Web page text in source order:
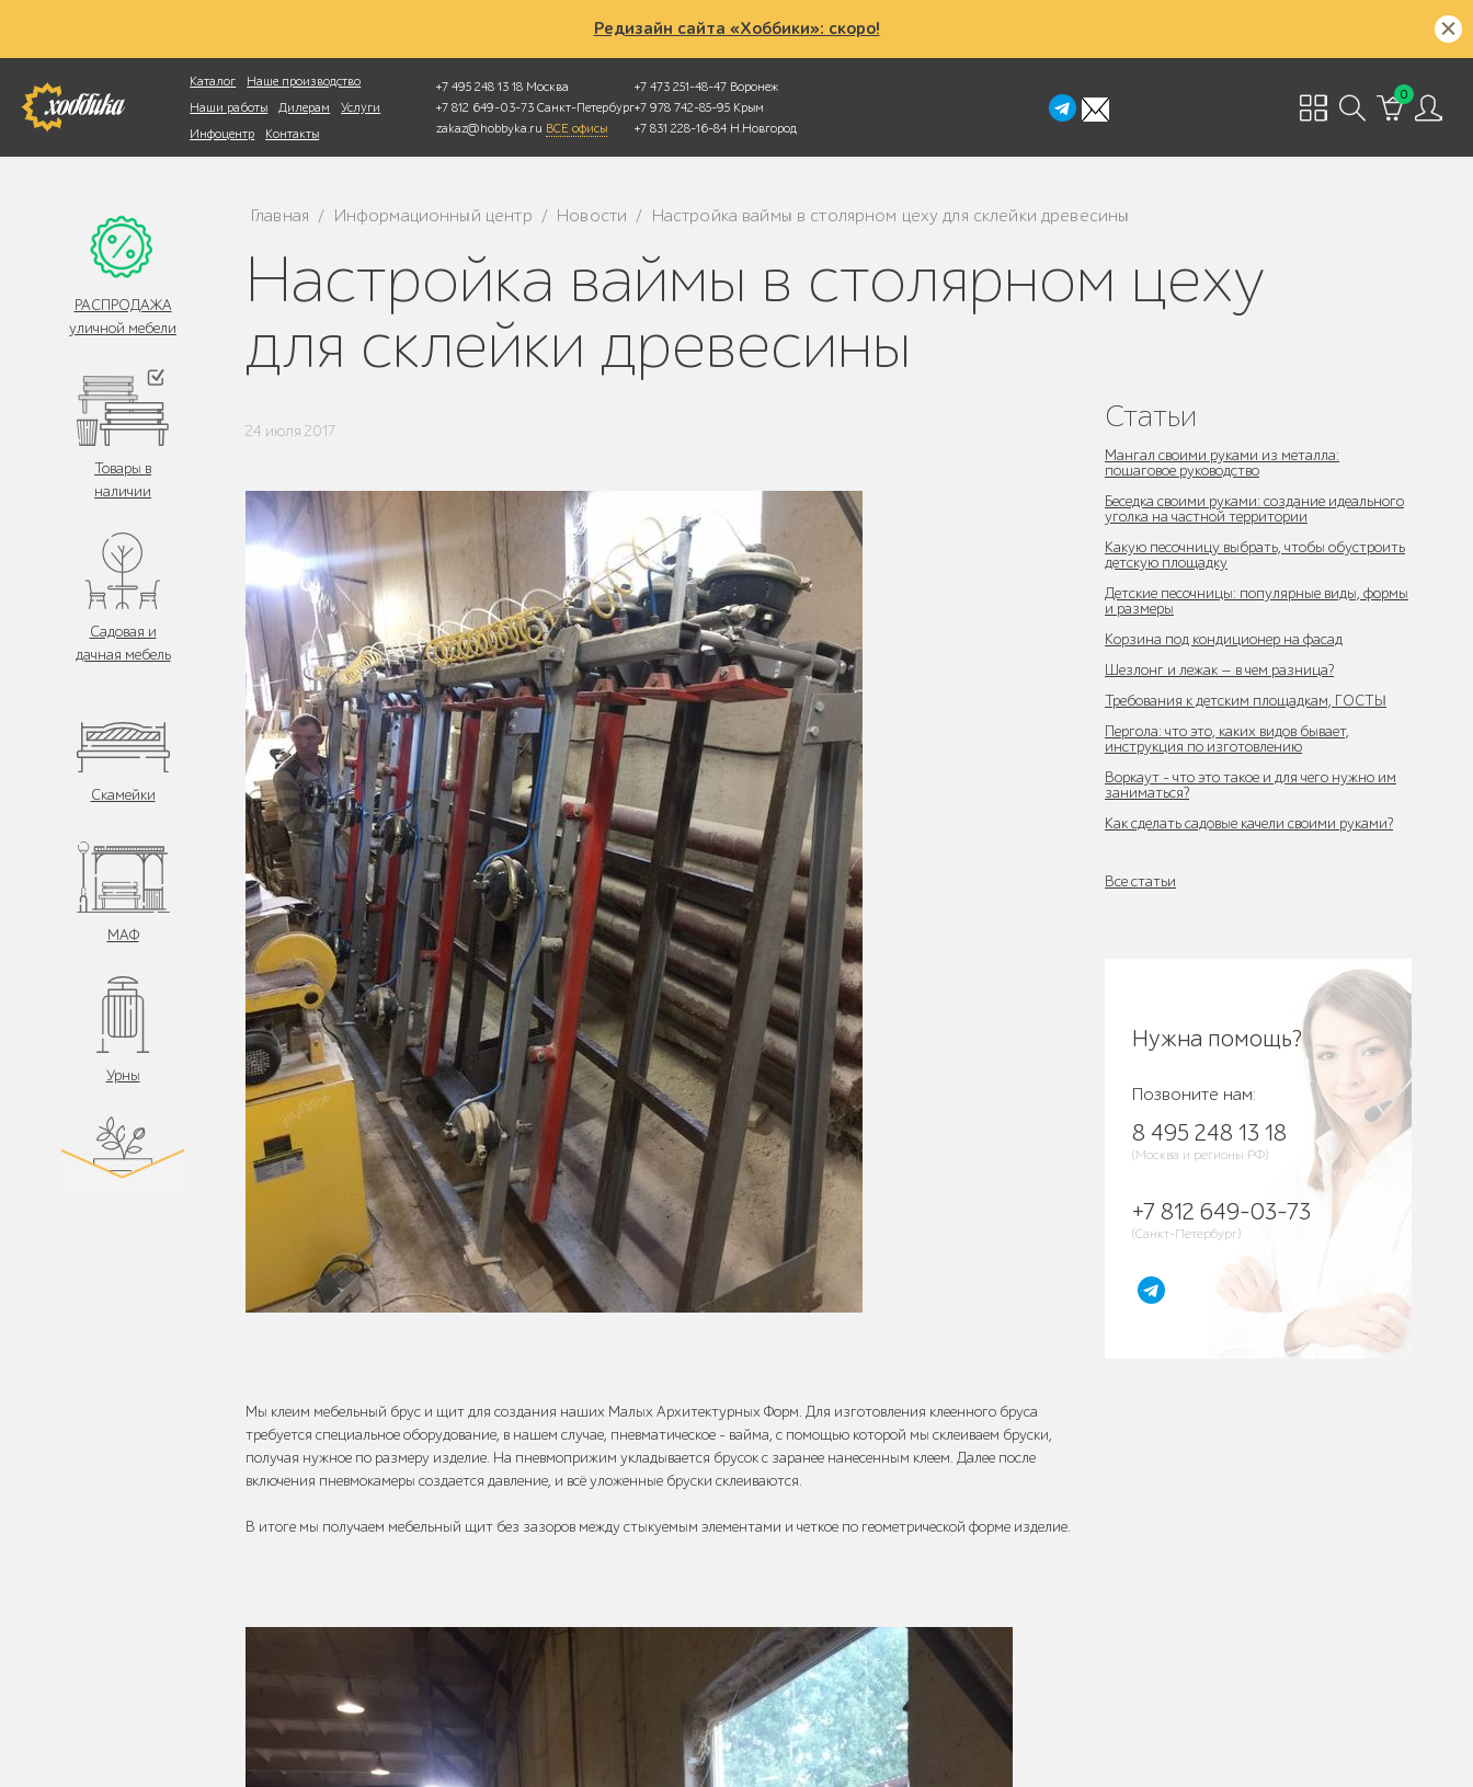
Редизайн сайта «Хоббики»: скоро!
Каталог
Наше производство
Наши работы
Дилерам
Услуги
Инфоцентр
Контакты
+7 495 248 13 18 Москва
+7 812 649-03-73 Санкт-Петербург
zakaz@hobbyka.ru ВСЕ офисы
+7 473 251-48-47 Воронеж
+7 978 742-85-95 Крым
+7 831 228-16-84 Н.Новгород
0
Фотопоиск
РАСПРОДАЖА
уличной мебели
Товары в
наличии
Садовая и
дачная мебель
Скамейки
МАФ
Урны
Главная / Информационный центр / Новости / Настройка ваймы в столярном цеху для склейки древесины
Настройка ваймы в столярном цеху
для склейки древесины
24 июля 2017
Мы клеим мебельный брус и щит для создания наших Малых Архитектурных Форм. Для изготовления клеенного бруса
требуется специальное оборудование, в нашем случае, пневматическое - вайма, с помощью которой мы склеиваем бруски,
получая нужное по размеру изделие. На пневмоприжим укладывается брусок с заранее нанесенным клеем. Далее после
включения пневмокамеры создается давление, и всё уложенные бруски склеиваются.
В итоге мы получаем мебельный щит без зазоров между стыкуемым элементами и четкое по геометрической форме изделие.
Статьи
Мангал своими руками из металла:
пошаговое руководство
Беседка своими руками: создание идеального
уголка на частной территории
Какую песочницу выбрать, чтобы обустроить
детскую площадку
Детские песочницы: популярные виды, формы
и размеры
Корзина под кондиционер на фасад
Шезлонг и лежак — в чем разница?
Требования к детским площадкам, ГОСТЫ
Пергола: что это, каких видов бывает,
инструкция по изготовлению
Воркаут - что это такое и для чего нужно им
заниматься?
Как сделать садовые качели своими руками?
Все статьи
Нужна помощь?
Позвоните нам:
8 495 248 13 18
(Москва и регионы РФ)
+7 812 649-03-73
(Санкт-Петербург)